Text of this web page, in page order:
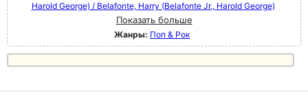
Harold George) / Belafonte, Harry (Belafonte Jr., Harold George)
Показать больше
Жанры: Поп & Рок